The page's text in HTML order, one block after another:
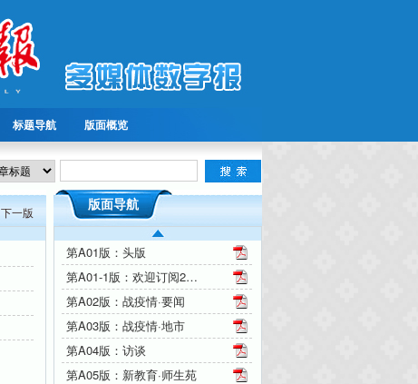
标题导航 版面概览
下一版 版面导航
第A01版：头版
第A01-1版：欢迎订阅2020年文化艺术报
第A02版：战疫情·要闻
第A03版：战疫情·地市
第A04版：访谈
第A05版：新教育·师生苑